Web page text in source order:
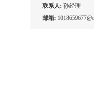
联系人: 孙经理
邮箱: